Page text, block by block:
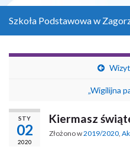
Szkoła Podstawowa w
„Wigilijna
STY
02
2020
Kiermasz
Złożono w2019/2020